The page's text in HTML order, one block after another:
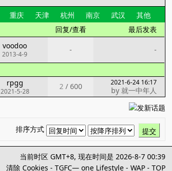
重庆 天津 杭州 南京 武汉 其他
回复/查看 最后发表
voodoo
2013-4-9 - -
rpgg
2021-5-28
2/ 600 2021-6-24 16:17
by就一中年人
排序方式 提交
当前时区 GMT+8, 现在时间是 2026-8-7 00:39
清除 Cookies - TGFC— one Lifestyle- WAP- TOP